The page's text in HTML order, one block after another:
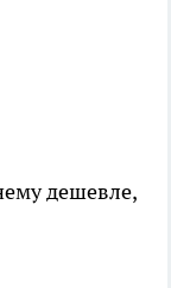
дешевле,